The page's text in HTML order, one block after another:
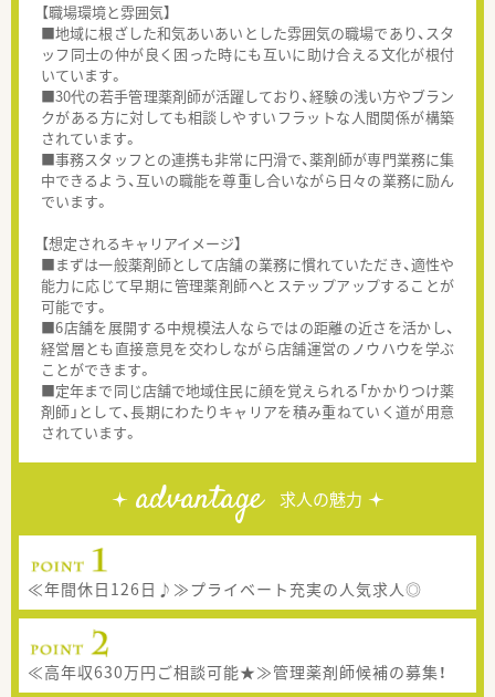
【職場環境と雰囲気】
■地域に根ざした和気あいあいとした雰囲気の職場であり、スタ
ッフ同士の仲が良く困った時にも互いに助け合える文化が根付
いています。
■30代の若手管理薬剤師が活躍しており、経験の浅い方やブラン
クがある方に対しても相談しやすいフラットな人間関係が構築
されています。
■事務スタッフとの連携も非常に円滑で、薬剤師が専門業務に集
中できるよう、互いの職能を尊重し合いながら日々の業務に励ん
でいます。
【想定されるキャリアイメージ】
■まずは一般薬剤師として店舗の業務に慣れていただき、適性や
能力に応じて早期に管理薬剤師へとステップアップすることが
可能です。
■6店舗を展開する中規模法人ならではの距離の近さを活かし、
経営層とも直接意見を交わしながら店舗運営のノウハウを学ぶ
ことができます。
■定年まで同じ店舗で地域住民に顔を覚えられる「かかりつけ薬
剤師」として、長期にわたりキャリアを積み重ねていく道が用意
されています。
advantage 求人の魅力
≪年間休日126日♪≫プライベート充実の人気求人◎
≪高年収630万円ご相談可能★≫管理薬剤師候補の募集！